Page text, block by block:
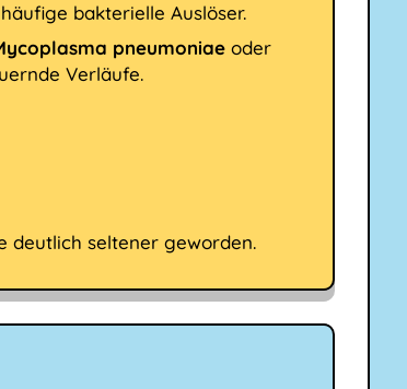
bakterielle Auslöser.
pneumoniaeoder
Verläufe.
deutlich seltener geworden.